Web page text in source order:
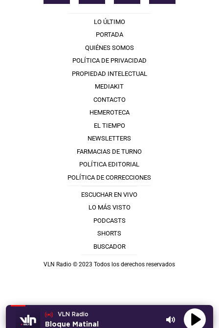
VLN Radio
Bloque Matinal
LO ÚLTIMO
PORTADA
QUIÉNES SOMOS
POLÍTICA DE PRIVACIDAD
PROPIEDAD INTELECTUAL
MEDIAKIT
CONTACTO
HEMEROTECA
EL TIEMPO
NEWSLETTERS
FARMACIAS DE TURNO
POLÍTICA EDITORIAL
POLÍTICA DE CORRECCIONES
ESCUCHAR EN VIVO
LO MÁS VISTO
PODCASTS
SHORTS
BUSCADOR
VLN Radio © 2023 Todos los derechos reservados